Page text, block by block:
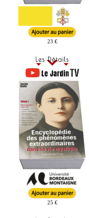
23 €
25 €